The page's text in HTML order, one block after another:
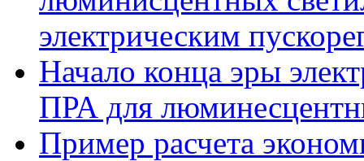
электрическим
Начало конца эры
ПРА для
Пример расчета